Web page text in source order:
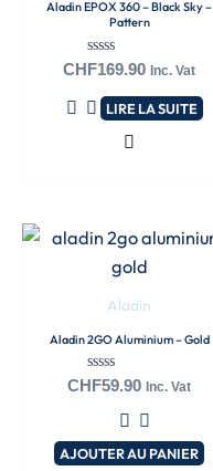
Aladin EPOX 360 – Black Sky –
Pattern
Note
sur
5
CHF169.90 Inc. Vat
LIRE LA SUITE
Aladin
Aladin 2GO Aluminium – Gold
Note
CHF59.90 Inc. Vat
AJOUTER AU PANIER